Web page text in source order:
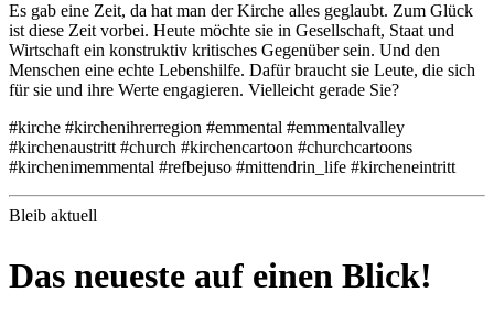
Es gab eine Zeit, da hat man der Kirche alles geglaubt. Zum Glück
ist diese Zeit vorbei. Heute möchte sie in Gesellschaft, Staat und
Wirtschaft ein konstruktiv kritisches Gegenüber sein. Und den
Menschen eine echte Lebenshilfe. Dafür braucht sie Leute, die sich
für sie und ihre Werte engagieren. Vielleicht gerade Sie?
#kirche #kirchenihrerregion #emmental #emmentalvalley
#kirchenaustritt #church #kirchencartoon #churchcartoons
#kirchenimemmental #refbejuso #mittendrin_life #kircheneintritt
Bleib aktuell
Das neueste auf einen Blick!